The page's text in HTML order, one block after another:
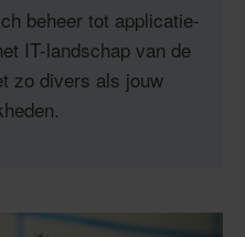
beheer tot applicatie-
IT-landschap van de
zo divers als jouw